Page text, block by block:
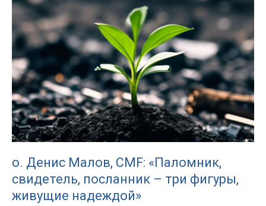
несколько
мыслей
о
служении
мирян
о. Денис Малов, CMF: «Паломник,
свидетель, посланник – три фигуры,
живущие надеждой»